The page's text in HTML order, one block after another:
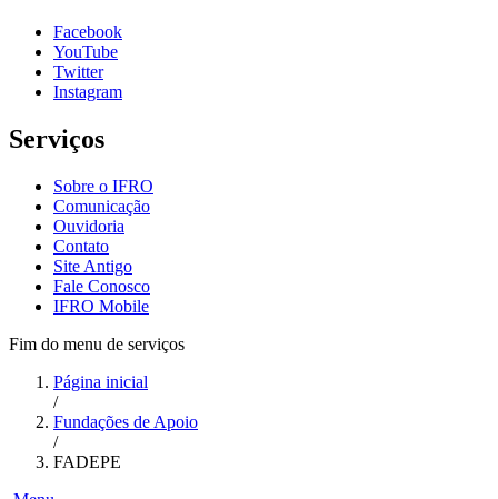
Facebook
YouTube
Twitter
Instagram
Serviços
Sobre o IFRO
Comunicação
Ouvidoria
Contato
Site Antigo
Fale Conosco
IFRO Mobile
Fim do menu de serviços
Página inicial
/
Fundações de Apoio
/
FADEPE